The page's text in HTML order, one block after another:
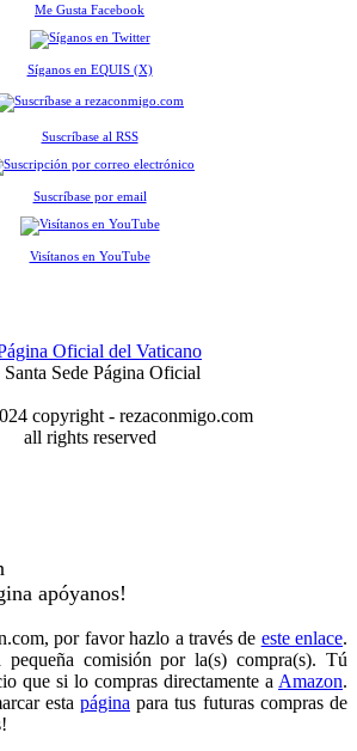
Me Gusta Facebook
Síganos en EQUIS (X)
Suscríbase al RSS
Suscríbase por email
Visítanos en YouTube
Sede Página Oficial
copyright - rezaconmigo.com
all rights reserved
apóyanos!
por favor hazlo a través de este enlace.
pequeña comisión por la(s) compra(s). Tú
que si lo compras directamente a Amazon.
esta página para tus futuras compras de